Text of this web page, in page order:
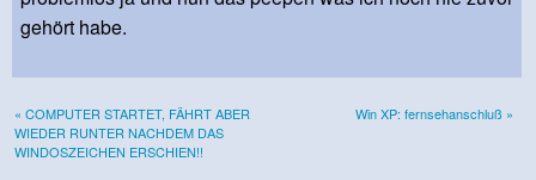
gehört habe.
« COMPUTER STARTET, FÄHRT ABER
WIEDER RUNTER NACHDEM DAS
WINDOSZEICHEN ERSCHIEN!!
Win XP: fernsehanschluß »